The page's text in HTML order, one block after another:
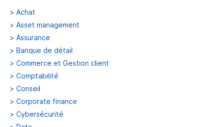
> Achat
> Asset management
> Assurance
> Banque de détail
> Commerce et Gestion client
> Comptabilité
> Conseil
> Corporate finance
> Cybersécurité